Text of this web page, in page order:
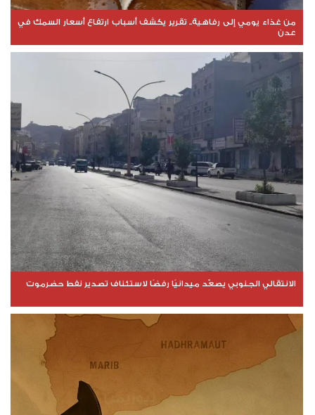
من غذاء يومي إلى رفاهية.. تقرير يكشف أسباب ارتفاع أسعار السمك في
عدن
الانتقالي الجنوبي يصعّد ميدانيًا رفضًا لاستئناف تصدير نفط حضرموت